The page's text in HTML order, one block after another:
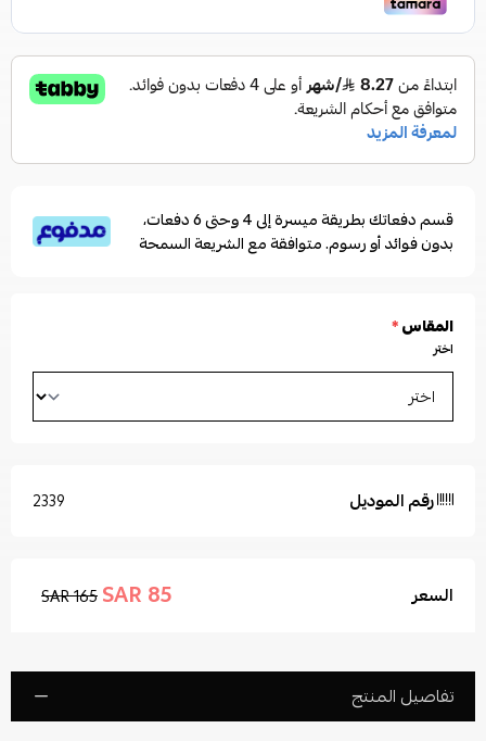
قسم دفعاتك بطريقة ميسرة إلى 4 وحتى 6 دفعات،
بدون فوائد أو رسوم. متوافقة مع الشريعة السمحة
المقاس*
اختر
رقم الموديل 2339
السعر 85 SAR
165 SAR
تفاصيل المنتج